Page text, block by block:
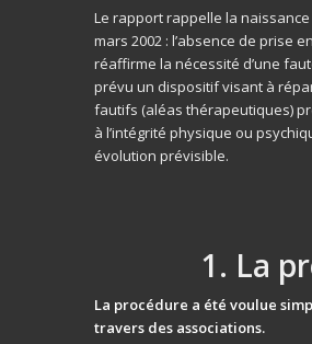
Le rapport rappelle la
mars 2002 : l’absence de prise
réaffirme la nécessité d’une
prévu un dispositif visant à
fautifs (aléas thérapeutiques)
à l’intégrité physique ou
évolution prévisible.
1. La
La procédure a été voulue
travers des associations.